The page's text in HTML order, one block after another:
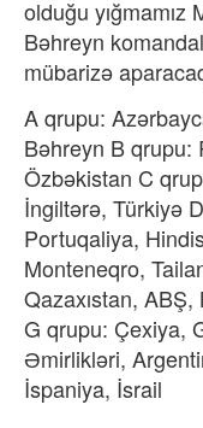
olduğu
Bəhreyn
mübarizə
A qrupu:
Bəhreyn B qrupu:
Özbəkistan C
İngiltərə, Türkiyə
Portuqaliya,
Monteneqro,
Qazaxıstan,
G qrupu: Çexiya,
Əmirlikləri,
İspaniya, İsrail